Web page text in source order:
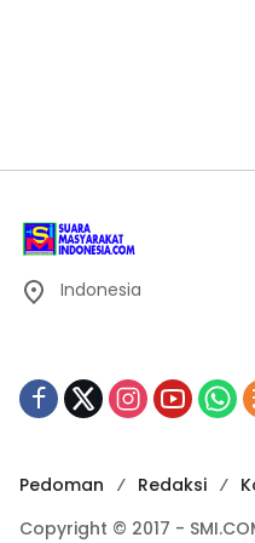
Indonesia
Pedoman Redaksi
Copyright © 2017 -